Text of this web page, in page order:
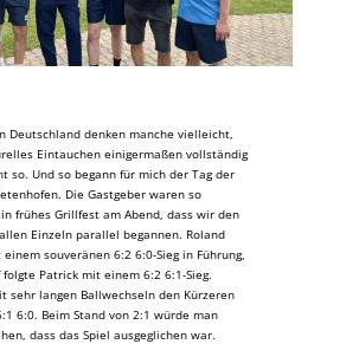
Deutschland denken manche vielleicht,
Eintauchen einigermaßen vollständig
so. Und so begann für mich der Tag der
Die Gastgeber waren so
frühes Grillfest am Abend, dass wir den
Einzeln parallel begannen. Roland
souveränen 6:2 6:0-Sieg in Führung,
Patrick mit einem 6:2 6:1-Sieg.
sehr langen Ballwechseln den Kürzeren
6:0. Beim Stand von 2:1 würde man
dass das Spiel ausgeglichen war.